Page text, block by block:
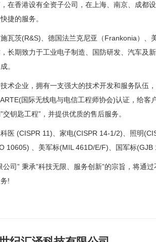
在香港设有全资子公司，在上海、南京、成都
捷的服务。
瓦茨(R&S)、德国法兰克尼亚（Frankonia）
长期致力于工业电子制造、国防研发、汽车及
。
术企业，拥有一支强大的技术开发和服务队伍
国际无线电与电信工程师协会)认证，给
钥匙工程”，并提供优质的售后服务。
医 (CISPR 11)、家电(CISPR 14-1/2)、照明
10605) 、美军标(MIL 461D/E/F)、国军标
公司” 秉承”科技无限、服务创新”的宗旨，将通
!